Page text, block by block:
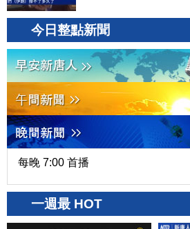
今日整點新聞
每晚 7:00 首播
一週最 HOT